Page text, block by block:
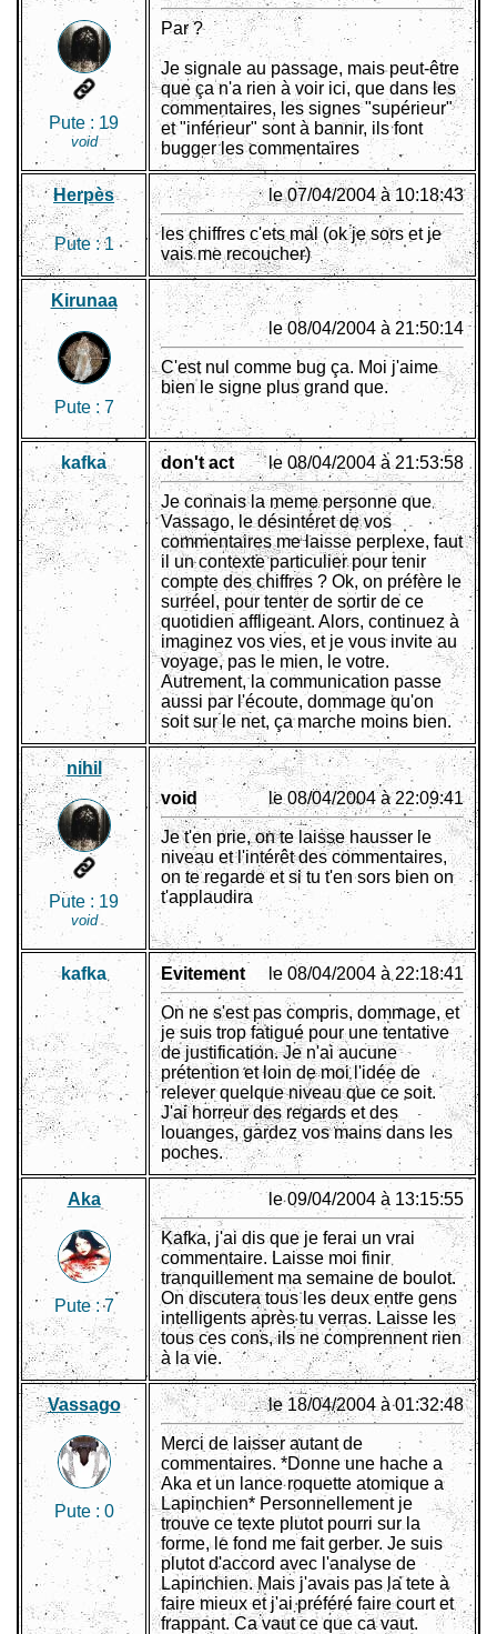
Pute : 19
void
Par ?
Je signale au passage, mais peut-être
que ça n'a rien à voir ici, que dans les
commentaires, les signes "supérieur"
et "inférieur" sont à bannir, ils font
bugger les commentaires
Herpès
Pute :1
le 07/04/2004 à 10:18:43
les chiffres c'ets mal (ok je sors et je
vais me recoucher)
Kirunaa
Pute : 7
le 08/04/2004 à 21:50:14
C'est nul comme bug ça. Moi j'aime
bien le signe plus grand que.
kafka don't act le 08/04/2004 à 21:53:58
Je connais la meme personne que
Vassago, le désintéret de vos
commentaires me laisse perplexe, faut
il un contexte particulier pour tenir
compte des chiffres ? Ok, on préfère le
surréel, pour tenter de sortir de ce
quotidien affligeant. Alors, continuez à
imaginez vos vies, et je vous invite au
voyage, pas le mien, le votre.
Autrement, la communication passe
aussi par l'écoute, dommage qu'on
soit sur le net, ça marche moins bien.
nihil
Pute : 19
void
void le 08/04/2004 à 22:09:41
Je t'en prie, on te laisse hausser le
niveau et l'intérêt des commentaires,
on te regarde et si tu t'en sors bien on
t'applaudira
kafka Evitement le 08/04/2004 à 22:18:41
On ne s'est pas compris, dommage, et
je suis trop fatigué pour une tentative
de justification. Je n'ai aucune
prétention et loin de moi l'idée de
relever quelque niveau que ce soit.
J'ai horreur des regards et des
louanges, gardez vos mains dans les
poches.
Aka
Pute :7
le 09/04/2004 à 13:15:55
Kafka, j'ai dis que je ferai un vrai
commentaire. Laisse moi finir
tranquillement ma semaine de boulot.
On discutera tous les deux entre gens
intelligents après tu verras. Laisse les
tous ces cons, ils ne comprennent rien
à la vie.
Vassago
Pute : 0
le 18/04/2004 à 01:32:48
Merci de laisser autant de
commentaires. *Donne une hache a
Aka et un lance roquette atomique a
Lapinchien* Personnellement je
trouve ce texte plutot pourri sur la
forme, le fond me fait gerber. Je suis
plutot d'accord avec l'analyse de
Lapinchien. Mais j'avais pas la tete à
faire mieux et j'ai préféré faire court et
frappant. Ca vaut ce que ca vaut.